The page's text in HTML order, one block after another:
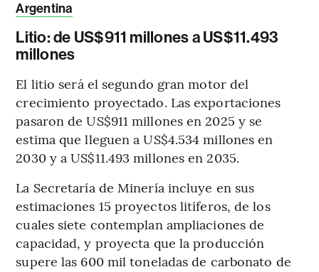
Argentina
Litio: de US$911 millones a US$11.493
millones
El litio será el segundo gran motor del
crecimiento proyectado. Las exportaciones
pasaron de US$911 millones en 2025 y se
estima que lleguen a US$4.534 millones en
2030 y a US$11.493 millones en 2035.
La Secretaría de Minería incluye en sus
estimaciones 15 proyectos litíferos, de los
cuales siete contemplan ampliaciones de
capacidad, y proyecta que la producción
supere las 600 mil toneladas de carbonato de